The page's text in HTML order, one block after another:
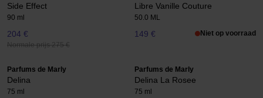
Side Effect
90 ml
204 €
Normale prijs 275 €
Libre Vanille Couture
50.0 ML
149 € Niet op voorraad
Parfums de Marly
Delina
75 ml
Parfums de Marly
Delina La Rosee
75 ml